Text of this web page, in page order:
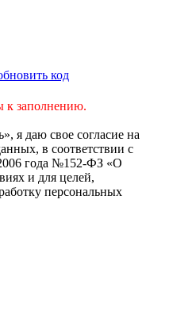
код
к заполнению.
я даю свое согласие на
в соответствии с
года №152-ФЗ «О
и для целей,
персональных